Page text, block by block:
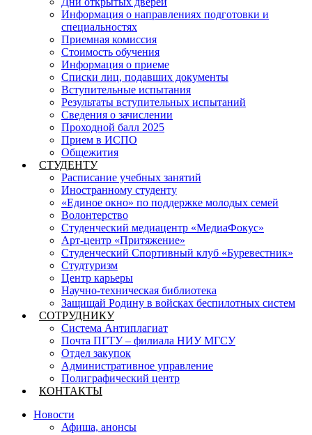
Информация о направлениях подготовки и
специальностях
Приемная комиссия
Стоимость обучения
Информация о приеме
Списки лиц, подавших документы
Вступительные испытания
Результаты вступительных испытаний
Сведения о зачислении
Проходной балл 2025
Прием в ИСПО
Общежития
СТУДЕНТУ
Расписание учебных занятий
Иностранному студенту
«Единое окно» по поддержке молодых семей
Волонтерство
Студенческий медиацентр «МедиаФокус»
Арт-центр «Притяжение»
Студенческий Спортивный клуб «Буревестник»
Студтуризм
Центр карьеры
Научно-техническая библиотека
Защищай Родину в войсках беспилотных систем
СОТРУДНИКУ
Система Антиплагиат
Почта ПГТУ – филиала НИУ МГСУ
Отдел закупок
Административное управление
Полиграфический центр
КОНТАКТЫ
Новости
Афиша, анонсы